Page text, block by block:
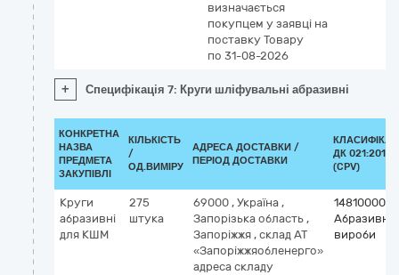
визначається
покупцем у заявці на
поставку Товару
по 31-08-2026
+ Специфікація 7: Круги шліфувальні абразивні
КОНКРЕТНА
НАЗВА
ПРЕДМЕТА
ЗАКУПІВЛІ
КІЛЬКІСТЬ
/
ОД.ВИМІРУ
АДРЕСА ДОСТАВКИ /
ПЕРІОД ДОСТАВКИ
ДК 021:2015
(CPV)
Круги
абразивні
для КШМ
275
штука
69000 , Україна ,
Запорізька область ,
Запоріжжя , склад АТ
«Запоріжжяобленерго»
адреса складу
14810000-2
Абразивні
вироби